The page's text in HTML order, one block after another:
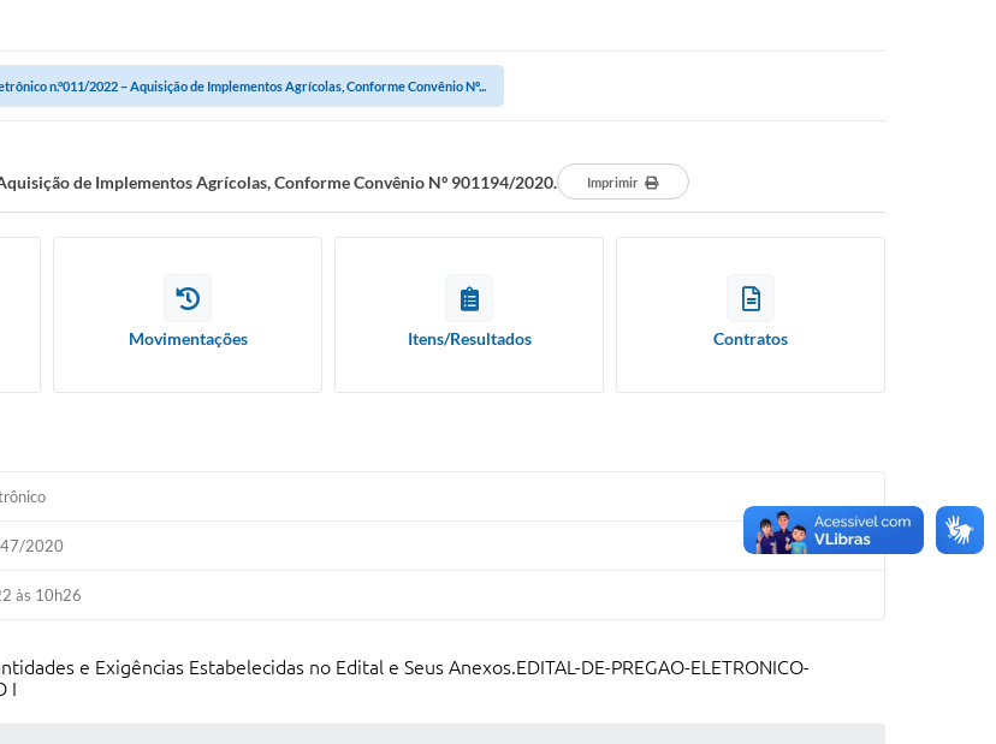
n.°011/2022 – Aquisição de Implementos Agrícolas, Conforme Convênio Nº...
de Implementos Agrícolas, Conforme Convênio Nº 901194/2020. Imprimir
Movimentações Itens/Resultados Contratos
2020
às 10h26
e Exigências Estabelecidas no Edital e Seus Anexos.EDITAL-DE-PREGAO-ELETRONICO-
I